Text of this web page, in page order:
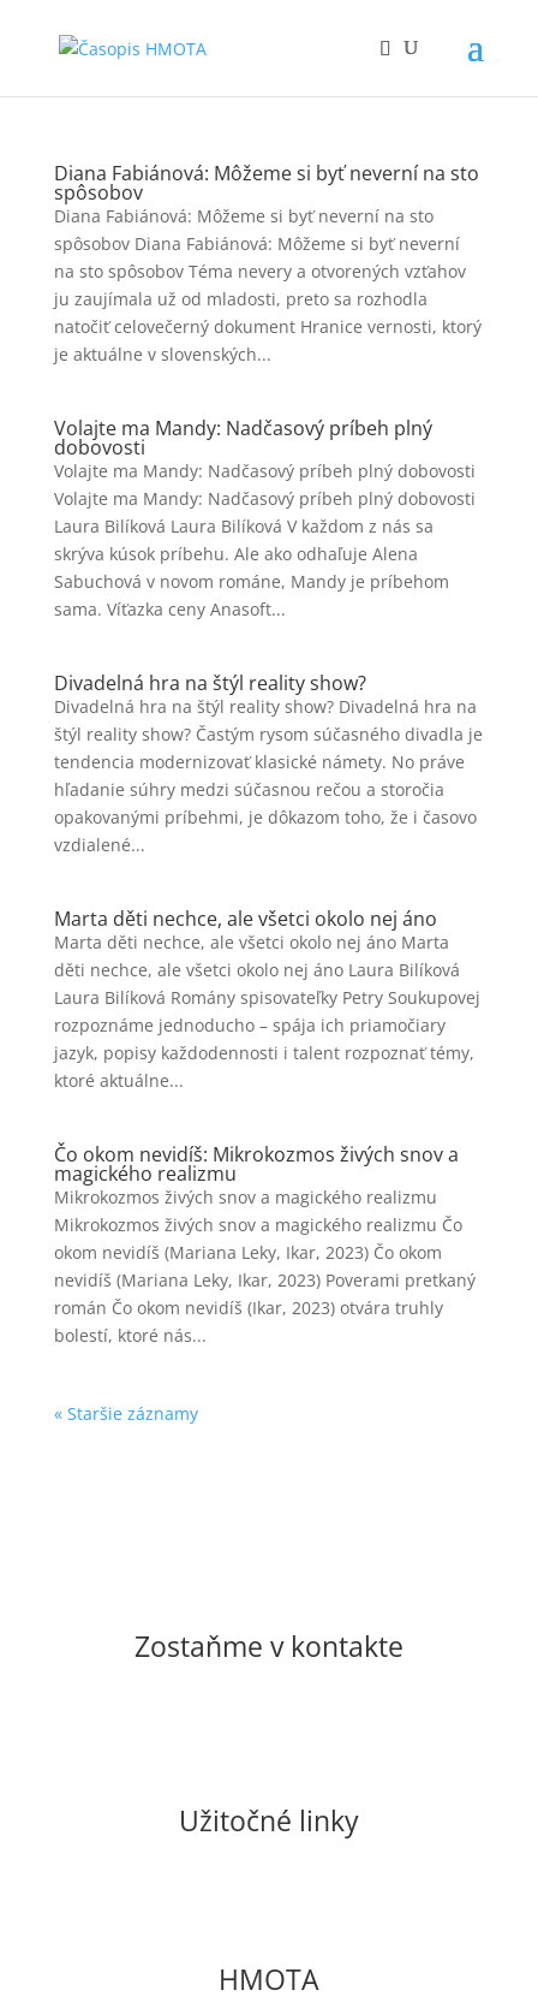
Diana Fabiánová: Môžeme si byť neverní na sto
spôsobov
Diana Fabiánová: Môžeme si byť neverní na sto
spôsobov Diana Fabiánová: Môžeme si byť neverní
na sto spôsobov Téma nevery a otvorených vzťahov
ju zaujímala už od mladosti, preto sa rozhodla
natočiť celovečerný dokument Hranice vernosti, ktorý
je aktuálne v slovenských...
Volajte ma Mandy: Nadčasový príbeh plný
dobovosti
Volajte ma Mandy: Nadčasový príbeh plný dobovosti
Volajte ma Mandy: Nadčasový príbeh plný dobovosti
Laura Bilíková Laura Bilíková V každom z nás sa
skrýva kúsok príbehu. Ale ako odhaľuje Alena
Sabuchová v novom románe, Mandy je príbehom
sama. Víťazka ceny Anasoft...
Divadelná hra na štýl reality show?
Divadelná hra na štýl reality show? Divadelná hra na
štýl reality show? Častým rysom súčasného divadla je
tendencia modernizovať klasické námety. No práve
hľadanie súhry medzi súčasnou rečou a storočia
opakovanými príbehmi, je dôkazom toho, že i časovo
vzdialené...
Marta děti nechce, ale všetci okolo nej áno
Marta děti nechce, ale všetci okolo nej áno Marta
děti nechce, ale všetci okolo nej áno Laura Bilíková
Laura Bilíková Romány spisovateľky Petry Soukupovej
rozpoznáme jednoducho – spája ich priamočiary
jazyk, popisy každodennosti i talent rozpoznať témy,
ktoré aktuálne...
Čo okom nevidíš: Mikrokozmos živých snov a
magického realizmu
Mikrokozmos živých snov a magického realizmu
Mikrokozmos živých snov a magického realizmu Čo
okom nevidíš (Mariana Leky, Ikar, 2023) Čo okom
nevidíš (Mariana Leky, Ikar, 2023) Poverami pretkaný
román Čo okom nevidíš (Ikar, 2023) otvára truhly
bolestí, ktoré nás...
« Staršie záznamy
Zostaňme v kontakte
Užitočné linky
HMOTA